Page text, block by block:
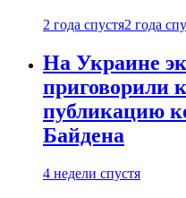
2 года спустя2 года
На Украине
приговорили
публикацию
Байдена
4 недели спустя